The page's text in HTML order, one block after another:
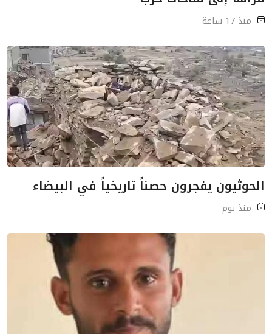
منذ 17 ساعة
الحوثيون يفجرون حصناً تاريخياً في البيضاء
منذ يوم